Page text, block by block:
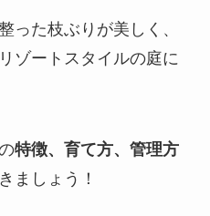
った枝ぶりが美しく、
ゾートスタイルの庭に
特徴、育て方、管理方
ましょう！